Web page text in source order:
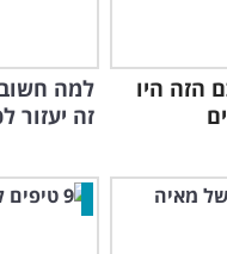
הזה היו
למה
זה יעזור